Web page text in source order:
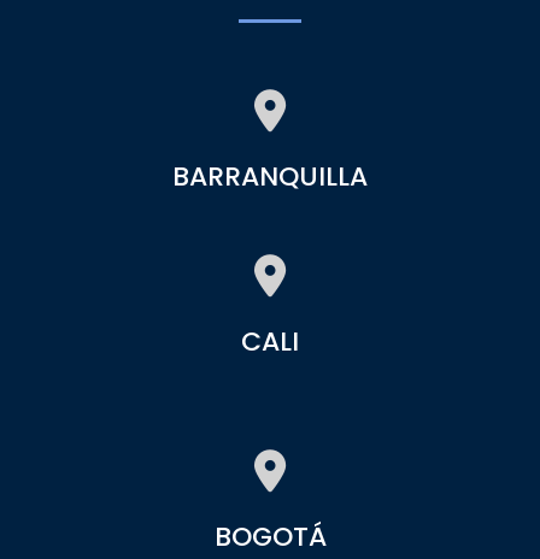
BARRANQUILLA
CALI
BOGOTÁ